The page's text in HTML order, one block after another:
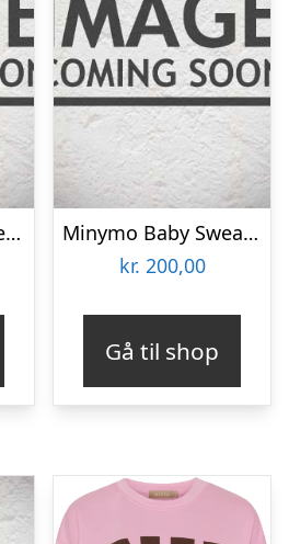
Minymo Børne Sweatsæt – Dark Gray melange – 128
Minymo Baby Sweatsæt – Violet Ice – 80
kr. 200,00
Gå til shop